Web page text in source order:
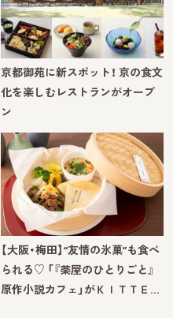
京都御苑に新スポット！ 京の食文
化を楽しむレストランがオープ
ン
【大阪・梅田】“友情の氷菓”も食べ
られる♡ 「『薬屋のひとりごと』
原作小説カフェ」がＫＩＴＴＥ…